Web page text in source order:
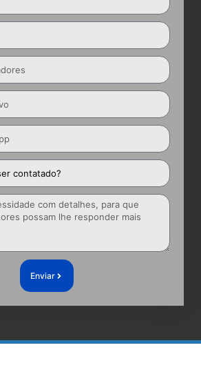
Enviar